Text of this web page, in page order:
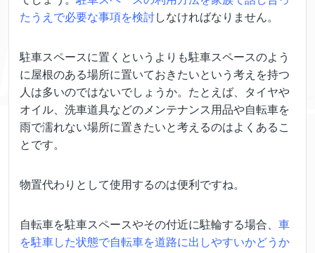
たうえで必要な事項を検討しなければなりません。
駐車スペースに置くというよりも駐車スペースのよう
に屋根のある場所に置いておきたいという考えを持つ
人は多いのではないでしょうか。たとえば、タイヤや
オイル、洗車道具などのメンテナンス用品や自転車を
雨で濡れない場所に置きたいと考えるのはよくあるこ
とです。
物置代わりとして使用するのは便利ですね。
自転車を駐車スペースやその付近に駐輪する場合、 車
を駐車した状態で自転車を道路に出しやすいかどうか